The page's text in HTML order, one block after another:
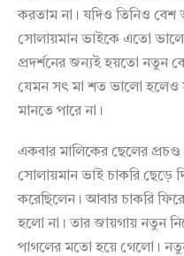
করতাম না। যদিও তিনিও বেশ
সোলায়মান ভাইকে এতো
প্রদর্শনের জন্যই হয়তো নতুন
যেমন সৎ মা শত ভালো হলেও
মানতে পারে না।
একবার মালিকের ছেলের
সোলায়মান ভাই চাকরি ছেড়ে
করেছিলেন। আবার চাকরি
হলো না। তার জায়গায় নতুন
পাগলের মতো হয়ে গেলো। নতুন